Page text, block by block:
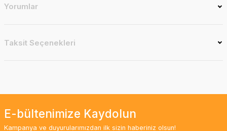
Yorumlar
Taksit Seçenekleri
E-bültenimize Kaydolun
Kampanya ve duyurularımızdan ilk sizin haberiniz olsun!